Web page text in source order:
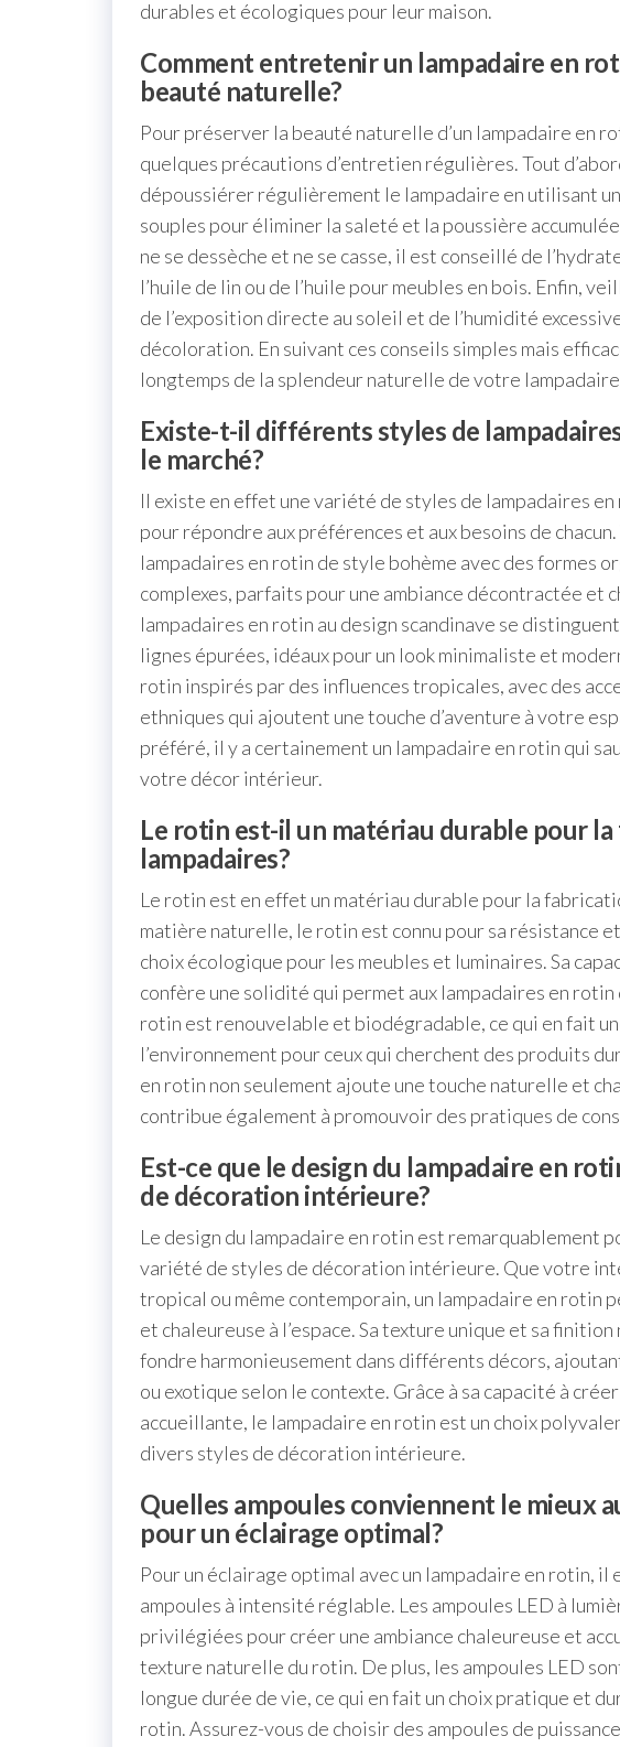
durables et écologiques pour leur maison.
Comment entretenir un lampadaire en
beauté naturelle?
Pour préserver la beauté naturelle d’un lampadaire en
quelques précautions d’entretien régulières. Tout
dépoussiérer régulièrement le lampadaire en utilisant
souples pour éliminer la saleté et la poussière
ne se dessèche et ne se casse, il est conseillé de
l’huile de lin ou de l’huile pour meubles en bois. Enfin,
de l’exposition directe au soleil et de l’humidité
décoloration. En suivant ces conseils simples mais
longtemps de la splendeur naturelle de votre
Existe-t-il différents styles de
le marché?
Il existe en effet une variété de styles de lampadaires
pour répondre aux préférences et aux besoins de
lampadaires en rotin de style bohème avec des formes
complexes, parfaits pour une ambiance décontractée et
lampadaires en rotin au design scandinave se
lignes épurées, idéaux pour un look minimaliste et
rotin inspirés par des influences tropicales, avec des
ethniques qui ajoutent une touche d’aventure à votre
préféré, il y a certainement un lampadaire en rotin qui
votre décor intérieur.
Le rotin est-il un matériau durable pour
lampadaires?
Le rotin est en effet un matériau durable pour la
matière naturelle, le rotin est connu pour sa résistance
choix écologique pour les meubles et luminaires. Sa
confère une solidité qui permet aux lampadaires en rotin
rotin est renouvelable et biodégradable, ce qui en fait
l’environnement pour ceux qui cherchent des produits
en rotin non seulement ajoute une touche naturelle et
contribue également à promouvoir des pratiques de
Est-ce que le design du lampadaire en
de décoration intérieure?
Le design du lampadaire en rotin est remarquablement
variété de styles de décoration intérieure. Que votre
tropical ou même contemporain, un lampadaire en rotin
et chaleureuse à l’espace. Sa texture unique et sa
fondre harmonieusement dans différents décors,
ou exotique selon le contexte. Grâce à sa capacité à
accueillante, le lampadaire en rotin est un choix
divers styles de décoration intérieure.
Quelles ampoules conviennent le mieux
pour un éclairage optimal?
Pour un éclairage optimal avec un lampadaire en rotin, il
ampoules à intensité réglable. Les ampoules LED à
privilégiées pour créer une ambiance chaleureuse et
texture naturelle du rotin. De plus, les ampoules LED
longue durée de vie, ce qui en fait un choix pratique et
rotin. Assurez-vous de choisir des ampoules de